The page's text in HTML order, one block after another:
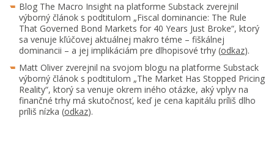
Blog The Macro Insight na platforme Substack zverejnil
výborný článok s podtitulom „Fiscal dominancie: The Rule
That Governed Bond Markets for 40 Years Just Broke“, ktorý
sa venuje kľúčovej aktuálnej makro téme – fiškálnej
dominancii – a jej implikáciám pre dlhopisové trhy (odkaz).
Matt Oliver zverejnil na svojom blogu na platforme Substack
výborný článok s podtitulom „The Market Has Stopped Pricing
Reality“, ktorý sa venuje okrem iného otázke, aký vplyv na
finančné trhy má skutočnosť, keď je cena kapitálu príliš dlho
príliš nízka (odkaz).